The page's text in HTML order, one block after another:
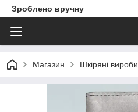
Зроблено вручну
Магазин Шкіряні вироби